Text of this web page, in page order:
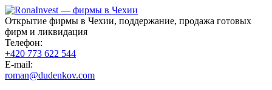
Открытие фирмы в Чехии, поддержание, продажа готовых
фирм и ликвидация
Телефон:
+420 773 622 544
E-mail:
roman@dudenkov.com